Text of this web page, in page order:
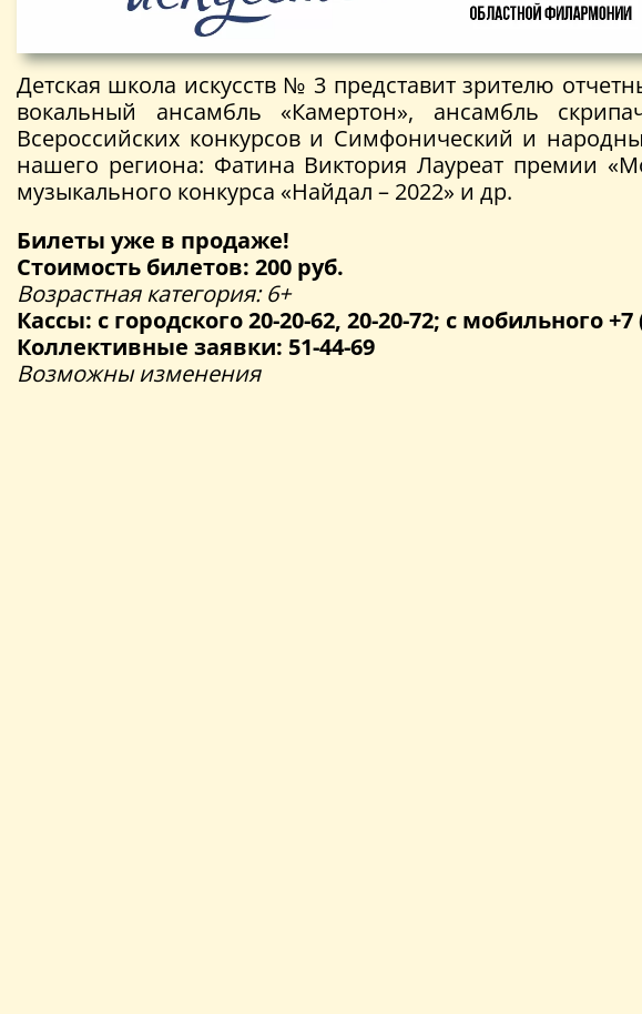
Детская школа искусств № 3 представит зрителю
вокальный ансамбль «Камертон», ансамбль
Всероссийских конкурсов и Симфонический и
нашего региона: Фатина Виктория Лауреат премии
музыкального конкурса «Найдал – 2022» и др.
Билеты уже в продаже!
Стоимость билетов: 200 руб.
Возрастная категория: 6+
Кассы: с городского 20-20-62, 20-20-72; с мобильного +7
Коллективные заявки: 51-44-69
Возможны изменения